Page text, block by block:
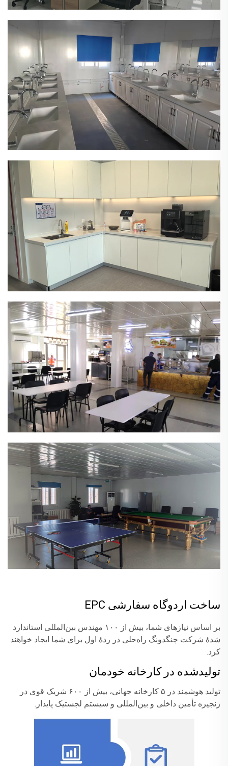
ساخت اردوگاه سفارشی EPC
بر اساس نیازهای شما، بیش از ۱۰۰ مهندس بین‌المللی استاندارد
شدهٔ شرکت چنگدونگ راه‌حلی در ردهٔ اول برای شما ایجاد خواهند
کرد.
تولیدشده در کارخانه خودمان
تولید هوشمند در ۵ کارخانه جهانی، بیش از ۶۰۰ شریک قوی در
زنجیره تأمین داخلی و بین‌المللی و سیستم لجستیک پایدار.